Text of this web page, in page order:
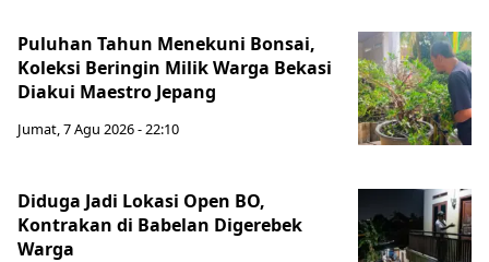
Puluhan Tahun Menekuni Bonsai,
Koleksi Beringin Milik Warga Bekasi
Diakui Maestro Jepang
Jumat, 7 Agu 2026 - 22:10
Diduga Jadi Lokasi Open BO,
Kontrakan di Babelan Digerebek
Warga